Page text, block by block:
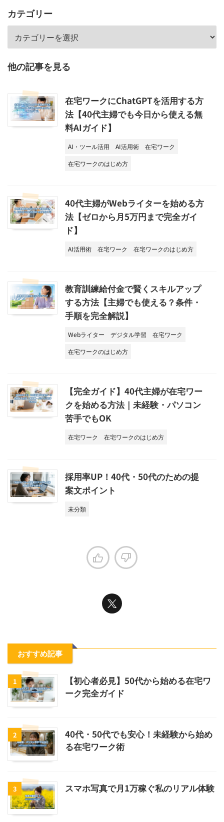
カテゴリー
他の記事を見る
在宅ワークにChatGPTを活用する方
法【40代主婦でも今日から使える無
料AIガイド】
AI・ツール活用 AI活用術
在宅ワーク
在宅ワークのはじめ方
40代主婦がWebライターを始める方
法【ゼロから月5万円まで完全ガイ
ド】
AI活用術 在宅ワーク 在宅ワークのはじめ方
教育訓練給付金で賢くスキルアップ
する方法【主婦でも使える？条件・
手順を完全解説】
Webライター デジタル学習
在宅ワーク
在宅ワークのはじめ方
【完全ガイド】40代主婦が在宅ワー
クを始める方法｜未経験・パソコン
苦手でもOK
在宅ワーク 在宅ワークのはじめ方
採用率UP！40代・50代のための提
案文ポイント
未分類
おすすめ記事
1
【初心者必見】50代から始める在宅ワ
ーク完全ガイド
2
40代・50代でも安心！未経験から始め
る在宅ワーク術
3 スマホ写真で月1万稼ぐ私のリアル体験